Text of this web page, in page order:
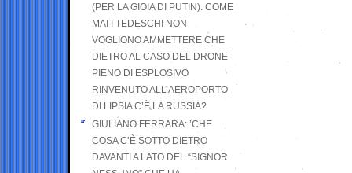
(PER LA GIOIA DI PUTIN). COME
MAI I TEDESCHI NON
VOGLIONO AMMETTERE CHE
DIETRO AL CASO DEL DRONE
PIENO DI ESPLOSIVO
RINVENUTO ALL’AEROPORTO
DI LIPSIA C’È LA RUSSIA?
GIULIANO FERRARA: ’CHE
COSA C’È SOTTO DIETRO
DAVANTI A LATO DEL “SIGNOR